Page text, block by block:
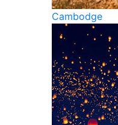
Cambodge